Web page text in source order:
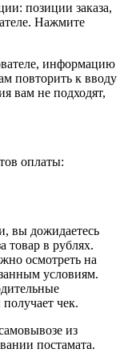
позиции заказа,
Нажмите
информацию
повторить к вводу
вам не подходят,
оплаты:
вы дожидаетесь
товар в рублях.
осмотреть на
условиям.
чек.
из
постамата.